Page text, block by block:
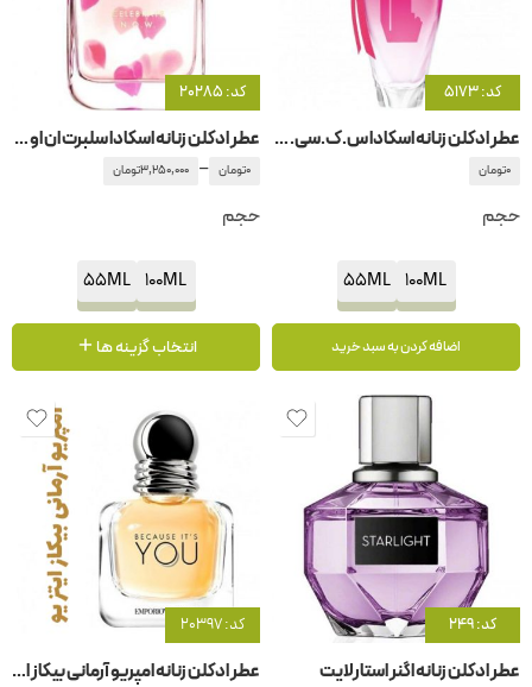
کد: 5173
عطر ادکلن زنانه اسکادا س.ک.سی. گرافیتی
0تومان
حجم
100ML
55ML
اضافه کردن به سبد خرید
کد: 20285
عطر ادکلن زنانه اسکادا سلبرت ان او دبیلو
0تومان –
3,250,000تومان
حجم
100ML
55ML
انتخاب گزینه ها
کد: 249
عطر ادکلن زنانه اگنر استارلایت
کد: 20397
عطر ادکلن زنانه امپریو آرمانی بیکاز ایتز یو جیور جیو آرمانی -جورجیو آرمانی